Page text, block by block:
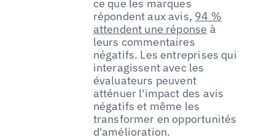
ce que les marques
répondent aux avis, 94 %
attendent une réponse à
leurs commentaires
négatifs. Les entreprises qui
interagissent avec les
évaluateurs peuvent
atténuer l'impact des avis
négatifs et même les
transformer en opportunités
d'amélioration.